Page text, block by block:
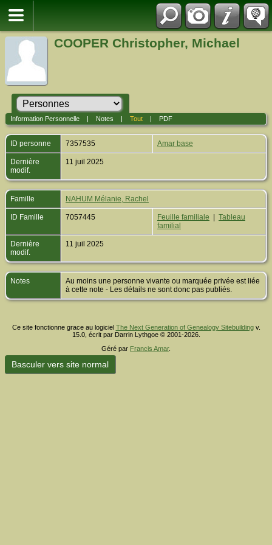
COOPER Christopher, Michael
Information Personnelle| Notes Tout| PDF
ID personne 7357535 Amar base
Dernière
modif.
11 juil 2025
Famille NAHUM Mélanie, Rachel
ID Famille 7057445 Feuille familiale
Tableau
familial
Dernière
modif.
11 juil 2025
Notes
Au moins une personne vivante ou marquée privée est liée
à cette note - Les détails ne sont donc pas publiés.
Ce site fonctionne grace au logiciel The Next Generation of Genealogy Sitebuildingv.
15.0, écrit par Darrin Lythgoe © 2001-2026.
Géré par Francis Amar.
Basculer vers site normal